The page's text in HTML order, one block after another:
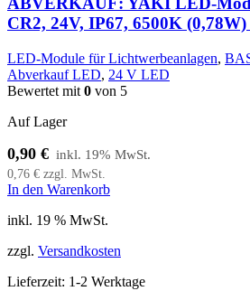
CR2, 24V, IP67, 6500K
LED-Module für Lichtwerbeanlagen,
Abverkauf LED, 24 V LED
Bewertet mit 0 von 5
Auf Lager
0,90 €
0,76 € zzgl. MwSt.
In den Warenkorb
inkl. 19 % MwSt.
zzgl. Versandkosten
Lieferzeit: 1-2 Werktage